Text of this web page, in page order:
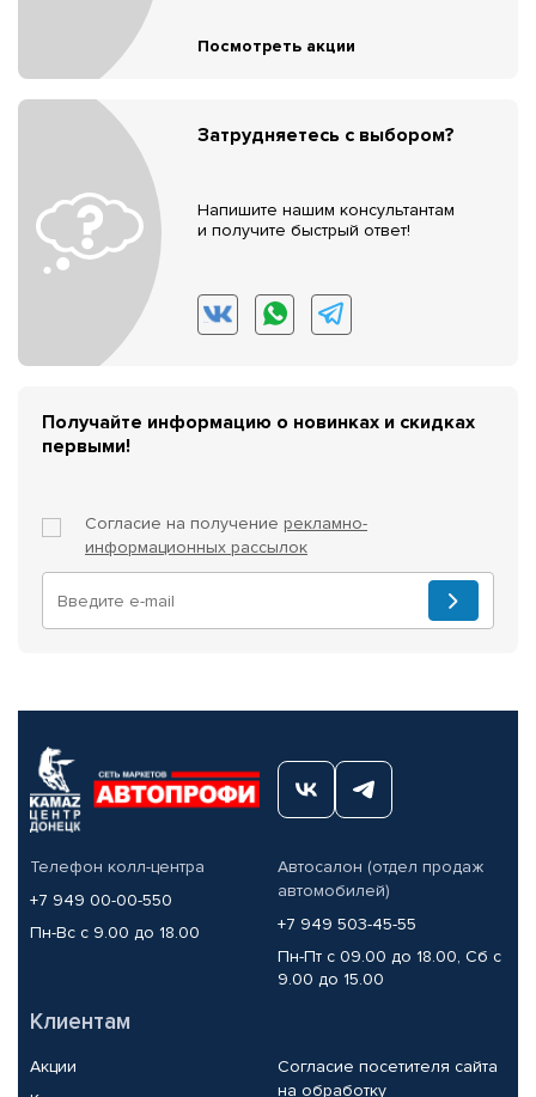
Посмотреть акции
Затрудняетесь с выбором?
Напишите нашим консультантам
и получите быстрый ответ!
Получайте информацию о новинках и скидках
первыми!
Согласие на получение рекламно-
информационных рассылок
Телефон колл-центра
+7 949 00-00-550
Пн-Вс с 9.00 до 18.00
Автосалон (отдел продаж
автомобилей)
+7 949 503-45-55
Пн-Пт с 09.00 до 18.00, Сб с
9.00 до 15.00
Клиентам
Акции
Согласие посетителя сайта
на обработку